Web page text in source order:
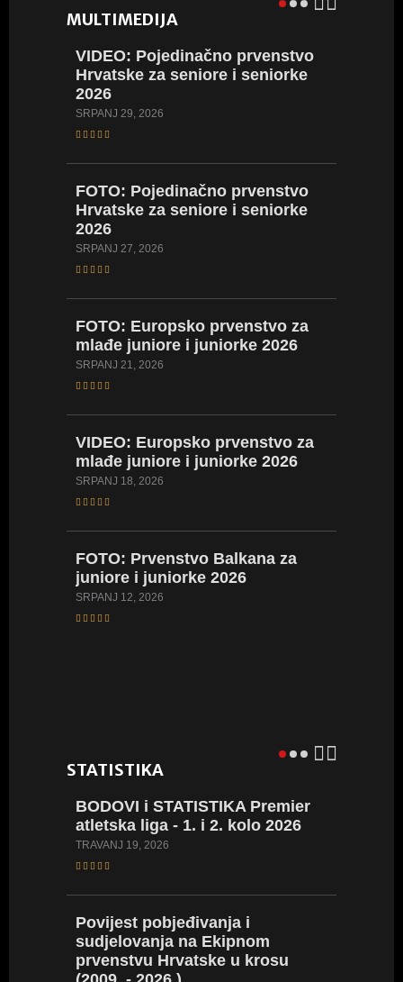
MULTIMEDIJA
VIDEO: Pojedinačno prvenstvo
Hrvatske za seniore i seniorke
2026
SRPANJ 29, 2026
FOTO: Pojedinačno prvenstvo
Hrvatske za seniore i seniorke
2026
SRPANJ 27, 2026
FOTO: Europsko prvenstvo za
mlađe juniore i juniorke 2026
SRPANJ 21, 2026
VIDEO: Europsko prvenstvo za
mlađe juniore i juniorke 2026
SRPANJ 18, 2026
FOTO: Prvenstvo Balkana za
juniore i juniorke 2026
SRPANJ 12, 2026
STATISTIKA
BODOVI i STATISTIKA Premier
atletska liga - 1. i 2. kolo 2026
TRAVANJ 19, 2026
Povijest pobjeđivanja i
sudjelovanja na Ekipnom
prvenstvu Hrvatske u krosu